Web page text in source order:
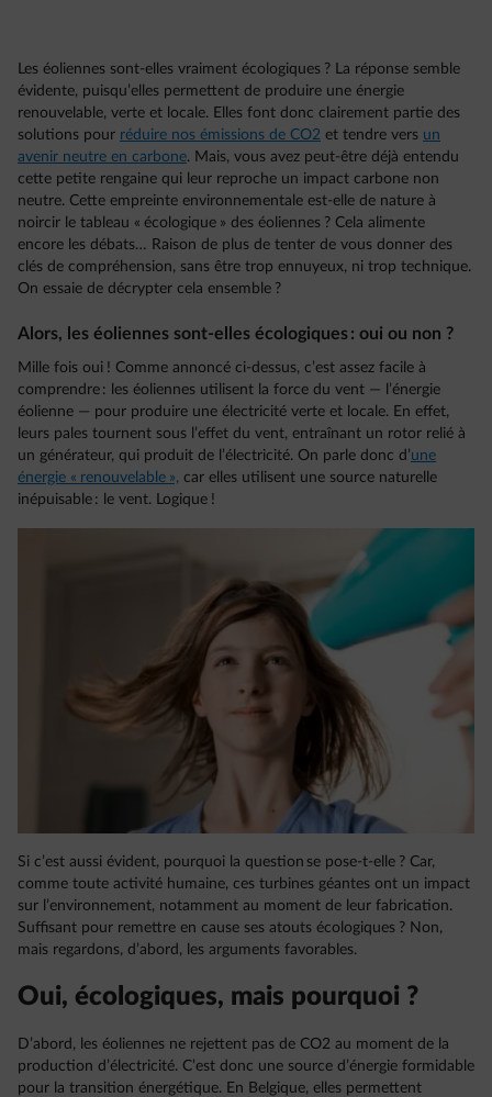
Les éoliennes sont-elles vraiment écologiques ? La réponse semble
évidente, puisqu’elles permettent de produire une énergie
renouvelable, verte et locale. Elles font donc clairement partie des
solutions pour réduire nos émissions de CO2 et tendre vers un
avenir neutre en carbone. Mais, vous avez peut-être déjà entendu
cette petite rengaine qui leur reproche un impact carbone non
neutre. Cette empreinte environnementale est-elle de nature à
noircir le tableau « écologique » des éoliennes ? Cela alimente
encore les débats… Raison de plus de tenter de vous donner des
clés de compréhension, sans être trop ennuyeux, ni trop technique.
On essaie de décrypter cela ensemble ?
Alors, les éoliennes sont-elles écologiques : oui ou non ?
Mille fois oui ! Comme annoncé ci-dessus, c’est assez facile à
comprendre : les éoliennes utilisent la force du vent — l’énergie
éolienne — pour produire une électricité verte et locale. En effet,
leurs pales tournent sous l’effet du vent, entraînant un rotor relié à
un générateur, qui produit de l’électricité. On parle donc d’une
énergie « renouvelable », car elles utilisent une source naturelle
inépuisable : le vent. Logique !
Si c’est aussi évident, pourquoi la question se pose-t-elle ? Car,
comme toute activité humaine, ces turbines géantes ont un impact
sur l’environnement, notamment au moment de leur fabrication.
Suffisant pour remettre en cause ses atouts écologiques ? Non,
mais regardons, d’abord, les arguments favorables.
Oui, écologiques, mais pourquoi ?
D’abord, les éoliennes ne rejettent pas de CO2 au moment de la
production d’électricité. C’est donc une source d’énergie formidable
pour la transition énergétique. En Belgique, elles permettent